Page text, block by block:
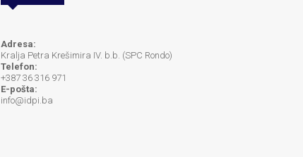
Adresa:
Kralja Petra Krešimira IV. b.b. (SPC Rondo)
Telefon:
+387 36 316 971
E-pošta:
info@idpi.ba